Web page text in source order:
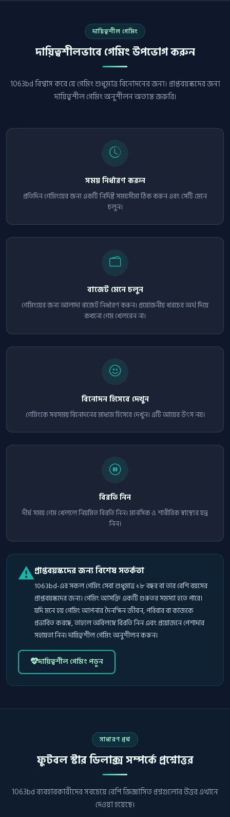
দায়িত্বশীল গেমিং
দায়িত্বশীলভাবে গেমিং উপভোগ করুন
1063bd বিশ্বাস করে যে গেমিং শুধুমাত্র বিনোদনের জন্য। প্রাপ্তবয়স্কদের জন্য
দায়িত্বশীল গেমিং অনুশীলন অত্যন্ত জরুরি।
সময় নির্ধারণ করুন
প্রতিদিন গেমিংয়ের জন্য একটি নির্দিষ্ট সময়সীমা ঠিক করুন এবং সেটি মেনে
চলুন।
বাজেট মেনে চলুন
গেমিংয়ের জন্য আলাদা বাজেট নির্ধারণ করুন। প্রয়োজনীয় খরচের অর্থ দিয়ে
কখনো গেম খেলবেন না।
বিনোদন হিসেবে দেখুন
গেমিংকে সবসময় বিনোদনের মাধ্যম হিসেবে দেখুন। এটি আয়ের উৎস নয়।
বিরতি নিন
দীর্ঘ সময় গেম খেললে নিয়মিত বিরতি নিন। মানসিক ও শারীরিক স্বাস্থ্যের যত্ন
নিন।
⚠️প্রাপ্তবয়স্কদের জন্য বিশেষ সতর্কতা
1063bd-এর সকল গেমিং সেবা শুধুমাত্র ১৮ বছর বা তার বেশি বয়সের
প্রাপ্তবয়স্কদের জন্য। গেমিং আসক্তি একটি গুরুতর সমস্যা হতে পারে।
যদি মনে হয় গেমিং আপনার দৈনন্দিন জীবন, পরিবার বা কাজকে
প্রভাবিত করছে, তাহলে অবিলম্বে বিরতি নিন এবং প্রয়োজনে পেশাদার
সহায়তা নিন। দায়িত্বশীল গেমিং অনুশীলন করুন।
দায়িত্বশীল গেমিং পড়ুন
সাধারণ প্রশ্ন
ফুটবল স্টার ডিলাক্স সম্পর্কে প্রশ্নোত্তর
1063bd ব্যবহারকারীদের সবচেয়ে বেশি জিজ্ঞাসিত প্রশ্নগুলোর উত্তর এখানে
দেওয়া হয়েছে।